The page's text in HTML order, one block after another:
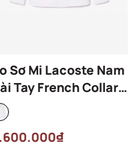
Sơ Mi Lacoste Nam
Tay French Collar
Slim Fit CH5253-
001 Màu Trắng